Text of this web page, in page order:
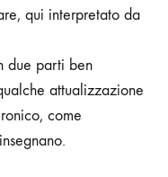
qui interpretato da
due parti ben
attualizzazione
come